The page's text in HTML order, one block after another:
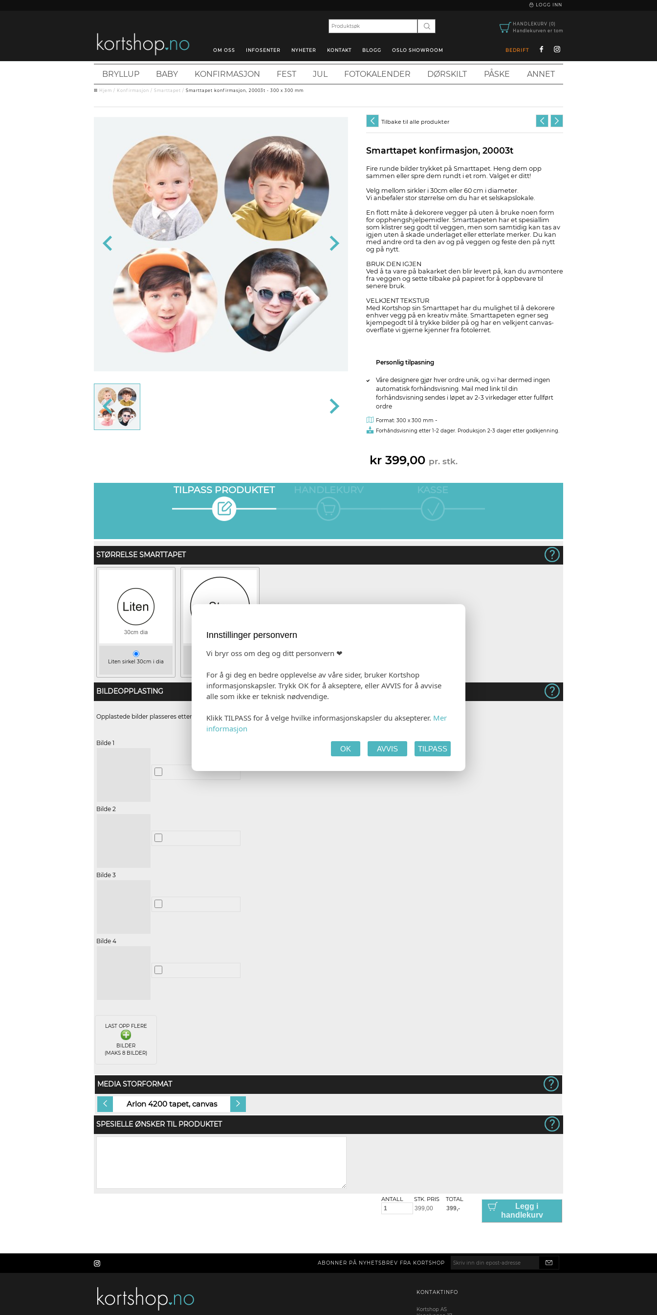
LOGG INN
HANDLEKURV (0)
Handlekurven er tom
OM OSS INFOSENTER NYHETER KONTAKT BLOGG OSLO SHOWROOM BEDRIFT
BRYLLUP BABY KONFIRMASJON FEST JUL FOTOKALENDER DØRSKILT PÅSKE ANNET
Hjem / Konfirmasjon / Smarttapet / Smarttapet konfirmasjon, 20003t - 300 x 300 mm
Tilbake til alle produkter
Smarttapet konfirmasjon, 20003t
Fire runde bilder trykket på Smarttapet. Heng dem opp
sammen eller spre dem rundt i et rom. Valget er ditt!
Velg mellom sirkler i 30cm eller 60 cm i diameter.
Vi anbefaler stor størrelse om du har et selskapslokale.
En flott måte å dekorere vegger på uten å bruke noen form
for opphengshjelpemidler. Smarttapeten har et spesiallim
som klistrer seg godt til veggen, men som samtidig kan tas av
igjen uten å skade underlaget eller etterlate merker. Du kan
med andre ord ta den av og på veggen og feste den på nytt
og på nytt.
BRUK DEN IGJEN
Ved å ta vare på bakarket den blir levert på, kan du avmontere
fra veggen og sette tilbake på papiret for å oppbevare til
senere bruk.
VELKJENT TEKSTUR
Med Kortshop sin Smarttapet har du mulighet til å dekorere
enhver vegg på en kreativ måte. Smarttapeten egner seg
kjempegodt til å trykke bilder på og har en velkjent canvas-
overflate vi gjerne kjenner fra fotolerret.
Personlig tilpasning
Våre designere gjør hver ordre unik, og vi har dermed ingen
automatisk forhåndsvisning. Mail med link til din
forhåndsvisning sendes i løpet av 2-3 virkedager etter fullført
ordre
Format: 300 x 300 mm -
Forhåndsvisning etter 1-2 dager. Produksjon 2-3 dager etter godkjenning.
kr 399,00 pr. stk.
TILPASS PRODUKTET HANDLEKURV KASSE
STØRRELSE SMARTTAPET
Liten sirkel 30cm i dia
(+kr 799,00)
BILDEOPPLASTING
Opplastede bilder plasseres etter følgende merking:
Bilde 1
Bilde 2
Bilde 3
Bilde 4
LAST OPP FLERE
BILDER
(MAKS 8 BILDER)
MEDIA STORFORMAT
Arlon 4200 tapet, canvas
SPESIELLE ØNSKER TIL PRODUKTET
ANTALL STK. PRIS TOTAL
Legg i
handlekurv
ABONNER PÅ NYHETSBREV FRA KORTSHOP
KONTAKTINFO
Kortshop AS
Innstillinger personvern
Vi bryr oss om deg og ditt personvern ❤
For å gi deg en bedre opplevelse av våre sider, bruker Kortshop
informasjonskapsler. Trykk OK for å akseptere, eller AVVIS for å avvise
alle som ikke er teknisk nødvendige.
Klikk TILPASS for å velge hvilke informasjonskapsler du aksepterer. Mer
informasjon
OK AVVIS TILPASS